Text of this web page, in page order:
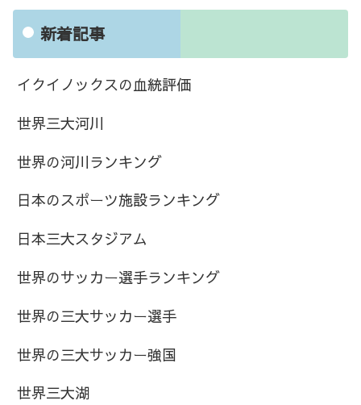
新着記事
イクイノックスの血統評価
世界三大河川
世界の河川ランキング
日本のスポーツ施設ランキング
日本三大スタジアム
世界のサッカー選手ランキング
世界の三大サッカー選手
世界の三大サッカー強国
世界三大湖